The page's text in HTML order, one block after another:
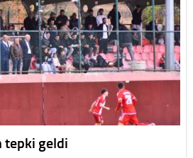
tepki geldi